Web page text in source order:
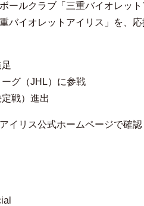
ールクラブ「三重バイオレッ
バイオレットアイリス」を、応
グ（JHL）に参戦
戦）進出
イリス公式ホームページで確認